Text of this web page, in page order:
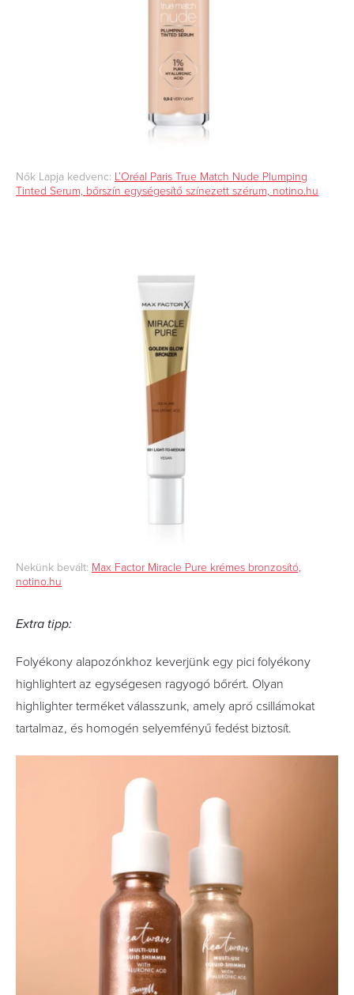
Nők Lapja kedvenc: L’Oréal Paris True Match Nude Plumping
Tinted Serum, bőrszín egységesítő színezett szérum, notino.hu
Nekünk bevált: Max Factor Miracle Pure krémes bronzosító,
notino.hu
Extra tipp:
Folyékony alapozónkhoz keverjünk egy pici folyékony
highlightert az egységesen ragyogó bőrért. Olyan
highlighter terméket válasszunk, amely apró csillámokat
tartalmaz, és homogén selyemfényű fedést biztosít.